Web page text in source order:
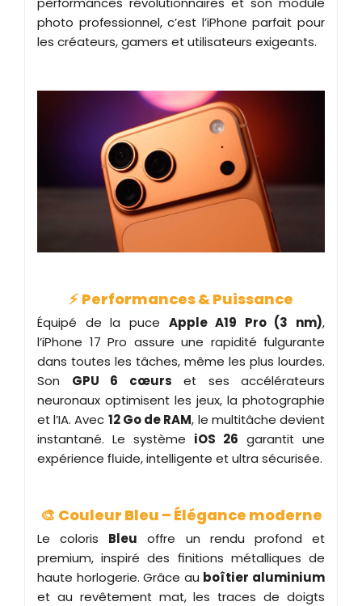
photo professionnel, c’est l’iPhone parfait pour
les créateurs, gamers et utilisateurs exigeants.
⚡ Performances & Puissance
Équipé de la puce Apple A19 Pro (3 nm),
l’iPhone 17 Pro assure une rapidité fulgurante
dans toutes les tâches, même les plus lourdes.
Son GPU 6 cœurs et ses accélérateurs
neuronaux optimisent les jeux, la photographie
et l’IA. Avec 12 Go de RAM, le multitâche devient
instantané. Le système iOS 26 garantit une
expérience fluide, intelligente et ultra sécurisée.
🎨 Couleur Bleu – Élégance moderne
Le coloris Bleu offre un rendu profond et
premium, inspiré des finitions métalliques de
haute horlogerie. Grâce au boîtier aluminium
et au revêtement mat, les traces de doigts